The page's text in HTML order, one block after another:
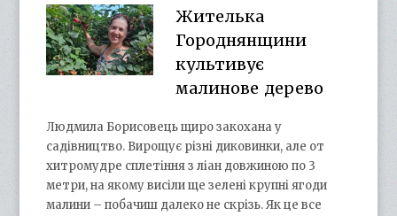
Жителька
Городнянщини
культивує
малинове дерево
Людмила Борисовець щиро закохана у
садівництво. Вирощує різні диковинки, але от
хитромудре сплетіння з ліан довжиною по 3
метри, на якому висіли ще зелені крупні ягоди
малини – побачиш далеко не скрізь. Як це все